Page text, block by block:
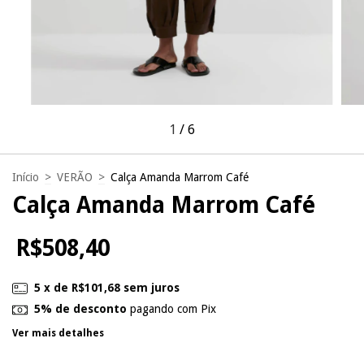
1 / 6
Início > VERÃO > Calça Amanda Marrom Café
Calça Amanda Marrom Café
R$508,40
5 x de R$101,68 sem juros
5% de desconto pagando com Pix
Ver mais detalhes